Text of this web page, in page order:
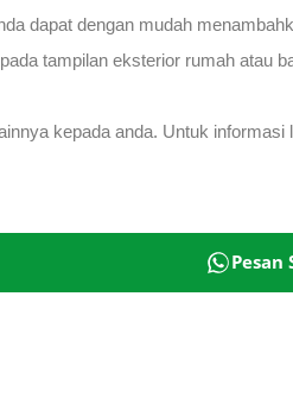
dapat dengan mudah
tampilan eksterior rumah atau
kepada anda. Untuk
Pesan